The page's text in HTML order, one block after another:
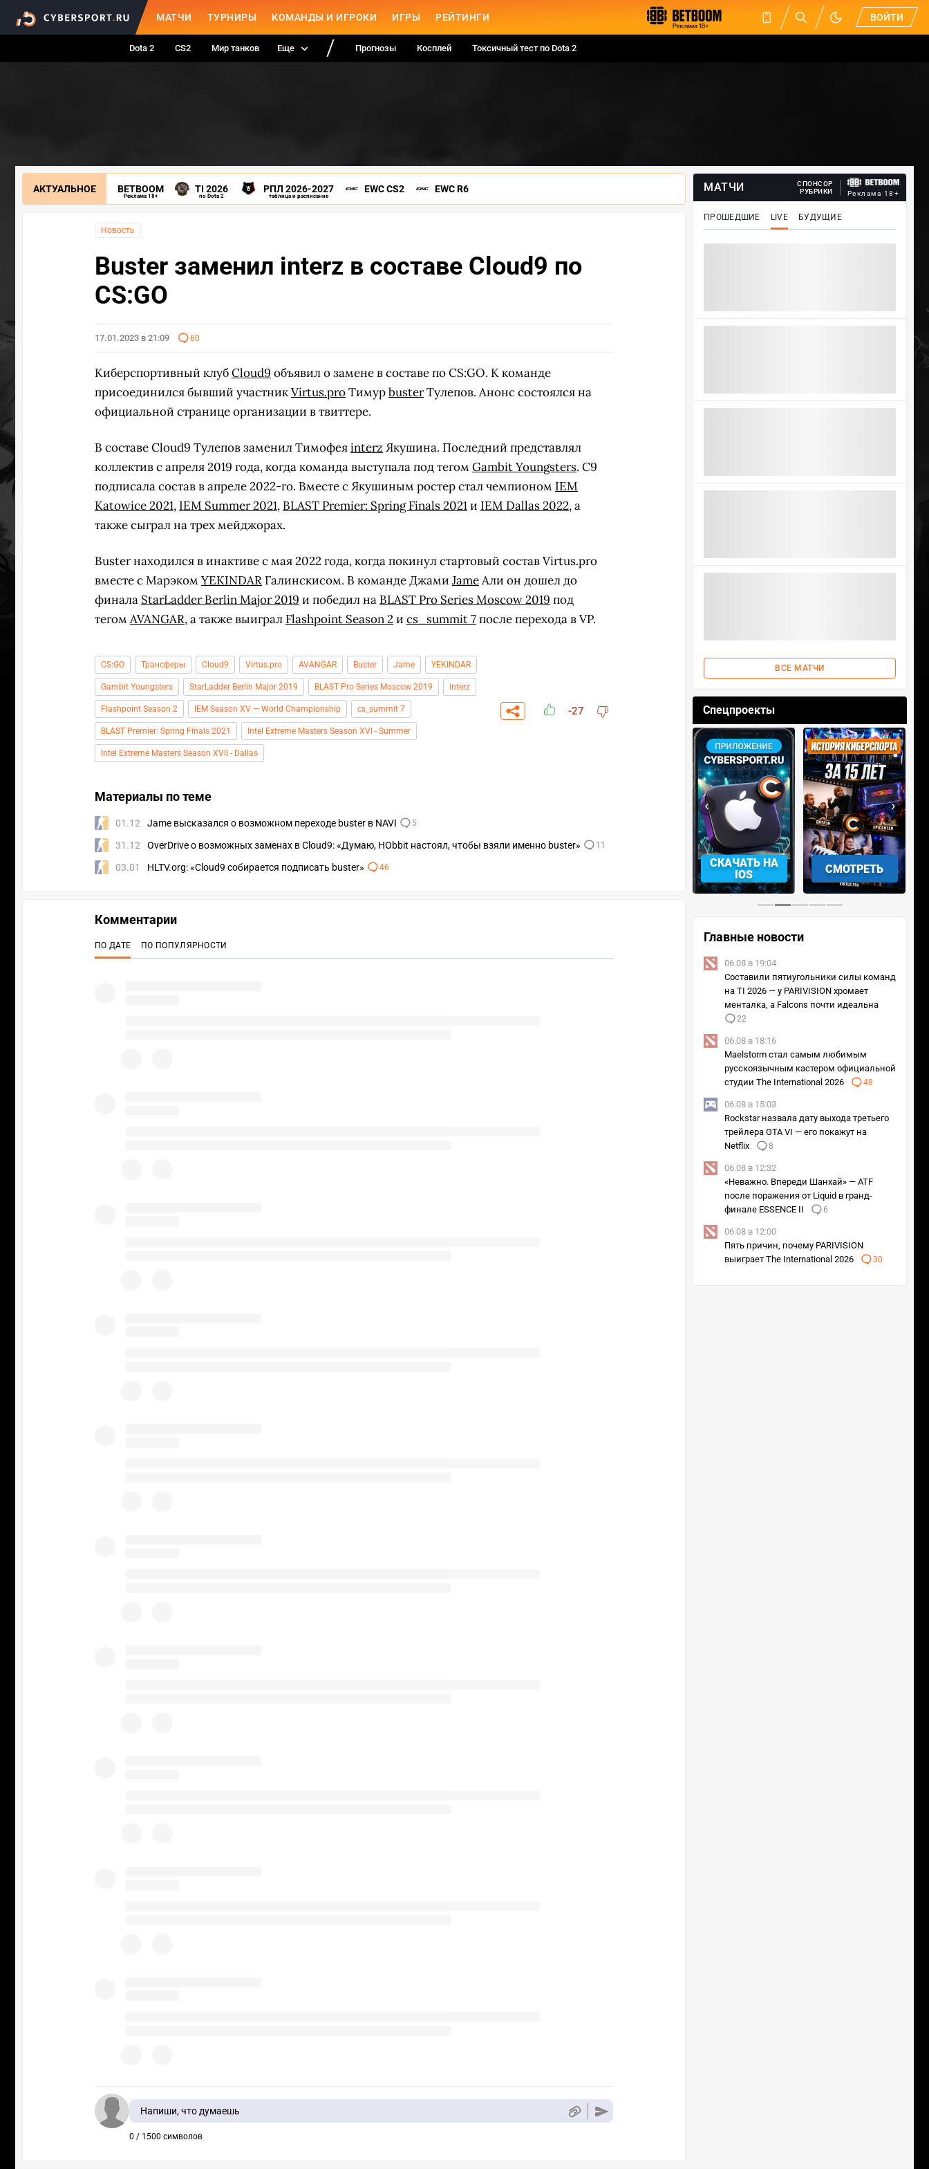
МАТЧИ ТУРНИРЫ КОМАНДЫ И ИГРОКИ ИГРЫ РЕЙТИНГИ ВОЙТИ
Dota 2 CS2 Мир танков Еще Прогнозы Косплей Токсичный тест по Dota 2
АКТУАЛЬНОЕ BETBOOM
Реклама 18+
TI 2026
по Dota 2
РПЛ 2026-2027
таблица и расписание
EWC CS2 EWC R6
Новость
Buster заменил interz в составе Cloud9 по
CS:GO
17.01.2023 в 21:09 60
Киберспортивный клубCloud9 объявил о замене в составе по CS:GO. К команде
присоединился бывший участникVirtus.proТимурbusterТулепов. Анонс состоялся на
официальной странице организации в твиттере.
В составе Cloud9 Тулепов заменил Тимофеяinterz Якушина. Последний представлял
коллектив с апреля 2019 года, когда команда выступала под тегом Gambit Youngsters. C9
подписала состав в апреле 2022-го. Вместе с Якушиным ростер стал чемпионом IEM
Katowice 2021, IEM Summer 2021, BLAST Premier: Spring Finals 2021и IEM Dallas 2022, а
также сыграл на трех мейджорах.
Buster находился в инактиве с мая 2022 года, когда покинул стартовый состав Virtus.pro
вместе с Марэком YEKINDAR Галинскисом. В команде Джами JameАли он дошел до
финала StarLadder Berlin Major 2019 и победил на BLAST Pro Series Moscow 2019 под
тегом AVANGAR, а также выиграл Flashpoint Season 2и cs_summit 7после перехода в VP.
CS:GO Трансферы Cloud9 Virtus.pro AVANGAR Buster Jame YEKINDAR
Gambit Youngsters StarLadder Berlin Major 2019 BLAST Pro Series Moscow 2019 interz
Flashpoint Season 2 IEM Season XV — World Championship cs_summit 7
BLAST Premier: Spring Finals 2021 Intel Extreme Masters Season XVI - Summer
Intel Extreme Masters Season XVII - Dallas
-27
Материалы по теме
01.12 Jame высказался о возможном переходе buster в NAVI 5
31.12 OverDrive о возможных заменах в Cloud9: «Думаю, HObbit настоял, чтобы взяли именно buster» 11
03.01 HLTV.org: «Cloud9 собирается подписать buster» 46
МАТЧИ
СПОНСОР
РУБРИКИ
Реклама 18+
ПРОШЕДШИЕ LIVE БУДУЩИЕ
ВСЕ МАТЧИ
Спецпроекты
УЧАСТВОВАТЬ ЗАБРАТЬ СМОТРЕТЬ УЧАСТВОВАТЬ
‹ ›
Главные новости
06.08 в 19:04
Составили пятиугольники силы команд
на TI 2026 — у PARIVISION хромает
менталка, а Falcons почти идеальна
22
06.08 в 18:16
Maelstorm стал самым любимым
русскоязычным кастером официальной
студии The International 2026
48
06.08 в 15:03
Rockstar назвала дату выхода третьего
трейлера GTA VI — его покажут на
Netflix
8
06.08 в 12:32
«Неважно. Впереди Шанхай» — ATF
после поражения от Liquid в гранд-
финале ESSENCE II
6
06.08 в 12:00
Пять причин, почему PARIVISION
выиграет The International 2026
30
Комментарии
ПО ДАТЕ ПО ПОПУЛЯРНОСТИ
Напиши, что думаешь
0 / 1500 символов